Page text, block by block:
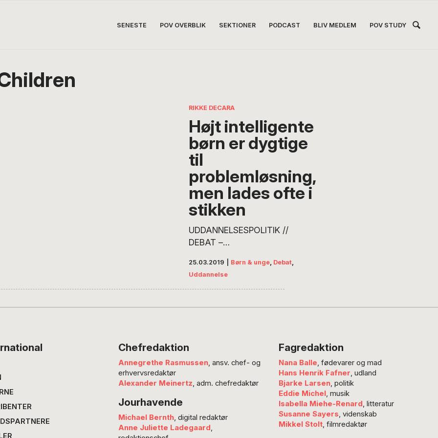
SENESTE POV OVERBLIK SEKTIONER PODCAST BLIV MEDLEM POV STUDY
RIKKE DECARA
Højt intelligente
børn er dygtige
til
problemløsning,
men lades ofte i
stikken
UDDANNELSESPOLITIK //
DEBAT –
det ”talentpleje” i sin nye
indsats for Danmarks fem
procent mest intelligente børn.
end ”talent”, skriver Rikke
Decara, hvis egne børn tilhører
den lille gruppe. Hun foreslår
mere fokus på…
25.03.2019 Børn & unge, Debat,
Uddannelse
Chefredaktion
Annegrethe Rasmussen, ansv. chef- og
erhvervsredaktør
Alexander Meinertz, adm. chefredaktør
Jourhavende
Michael Bernth, digital redaktør
Anne Juliette Ladegaard,
Fagredaktion
Nana Balle, fødevarer og mad
Hans Henrik Fafner, udland
Bjarke Larsen, politik
Eddie Michel, musik
Isabella Miehe-Renard, litteratur
Susanne Sayers, videnskab
Mikkel Stolt, filmredaktør